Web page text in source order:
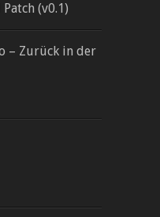
Patch (v0.1)
– Zurück in der